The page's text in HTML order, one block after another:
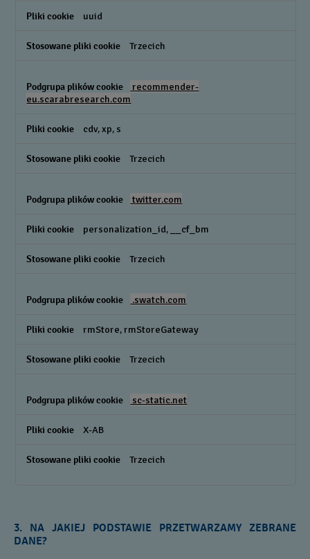
uuid
Trzecich
recommender-
eu.scarabresearch.com
cdv, xp, s
Trzecich
twitter.com
personalization_id, __cf_bm
Trzecich
.swatch.com
rmStore, rmStoreGateway
Trzecich
sc-static.net
X-AB
Trzecich
3. NA JAKIEJ PODSTAWIE PRZETWARZAMY ZEBRANE
DANE?